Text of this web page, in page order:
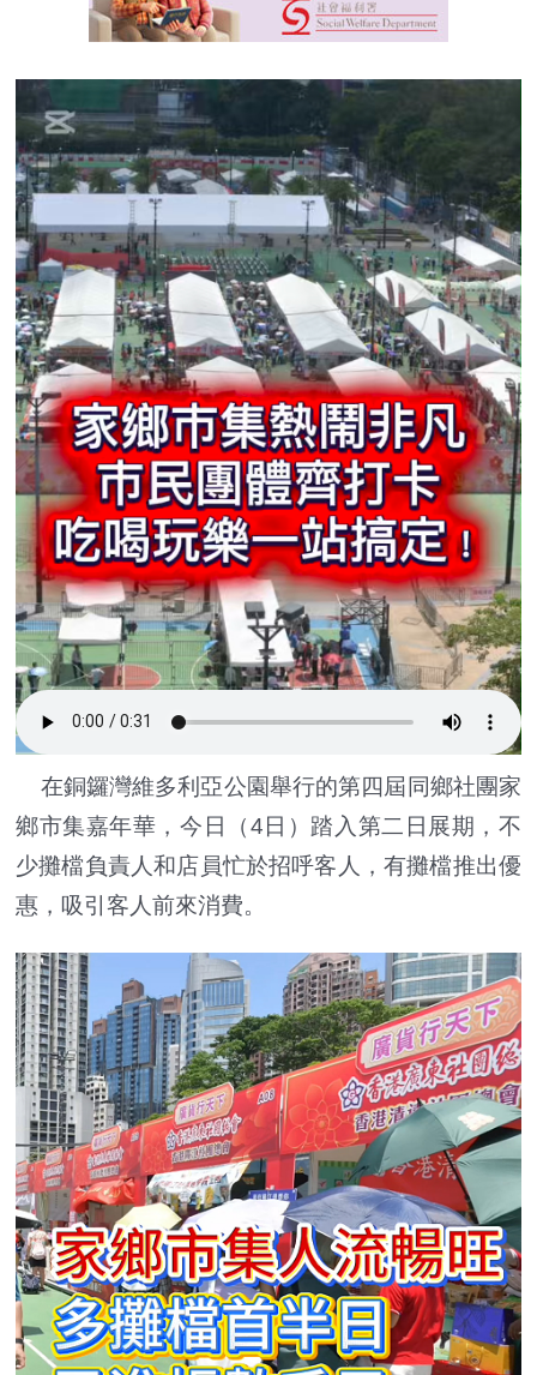
在銅鑼灣維多利亞公園舉行的第四屆同鄉社團家
鄉市集嘉年華，今日（4日）踏入第二日展期，不
少攤檔負責人和店員忙於招呼客人，有攤檔推出優
惠，吸引客人前來消費。